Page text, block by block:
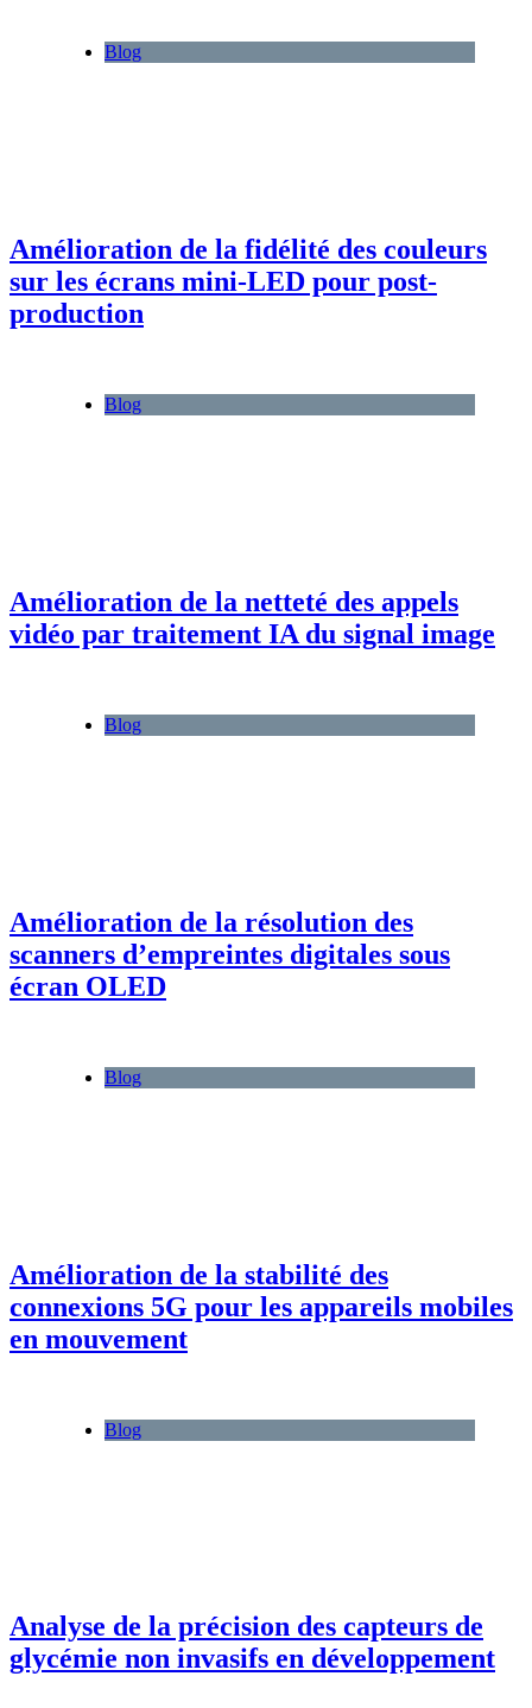
Blog
Amélioration de la fidélité des couleurs
sur les écrans mini-LED pour post-
production
Blog
Amélioration de la netteté des appels
vidéo par traitement IA du signal image
Blog
Amélioration de la résolution des
scanners d’empreintes digitales sous
écran OLED
Blog
Amélioration de la stabilité des
connexions 5G pour les appareils mobiles
en mouvement
Blog
Analyse de la précision des capteurs de
glycémie non invasifs en développement